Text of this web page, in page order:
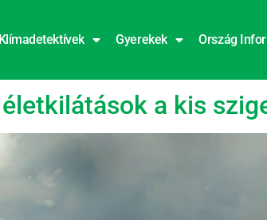
Klímadetektívek Gyerekek Ország
a kis